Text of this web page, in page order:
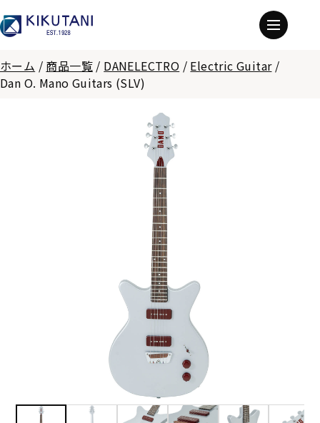
ホーム / 商品一覧 / DANELECTRO / Electric Guitar/
Dan O. Mano Guitars (SLV)